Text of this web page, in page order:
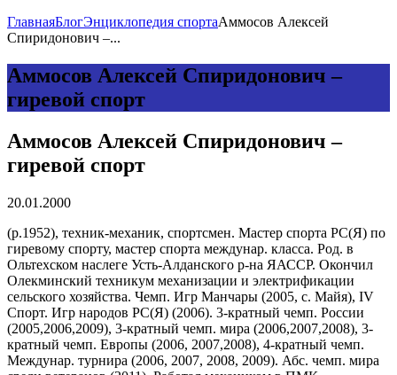
ГлавнаяБлогЭнциклопедия спортаАммосов Алексей
Спиридонович –...
Аммосов Алексей Спиридонович –
гиревой спорт
Аммосов Алексей Спиридонович –
гиревой спорт
20.01.2000
(р.1952), техник-механик, спортсмен. Мастер спорта РС(Я) по
гиревому спорту, мастер спорта междунар. класса. Род. в
Ольтехском наслеге Усть-Алданского р-на ЯАССР. Окончил
Олекминский техникум механизации и электрификации
сельского хозяйства. Чемп. Игр Манчары (2005, с. Майя), IV
Спорт. Игр народов РС(Я) (2006). 3-кратный чемп. России
(2005,2006,2009), 3-кратный чемп. мира (2006,2007,2008), 3-
кратный чемп. Европы (2006, 2007,2008), 4-кратный чемп.
Междунар. турнира (2006, 2007, 2008, 2009). Абс. чемп. мира